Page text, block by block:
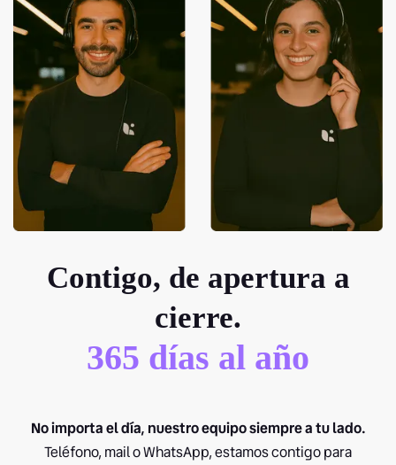
Contigo, de apertura a
cierre.
365 días al año
No importa el día, nuestro equipo siempre a tu lado.
Teléfono, mail o WhatsApp, estamos contigo para